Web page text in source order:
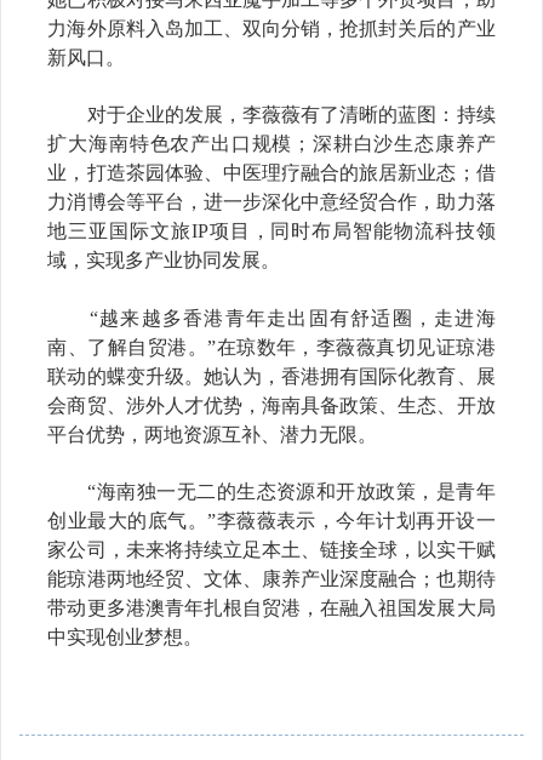
力海外原料入岛加工、双向分销，抢抓封关后的产业
新风口。
对于企业的发展，李薇薇有了清晰的蓝图：持续
扩大海南特色农产出口规模；深耕白沙生态康养产
业，打造茶园体验、中医理疗融合的旅居新业态；借
力消博会等平台，进一步深化中意经贸合作，助力落
地三亚国际文旅IP项目，同时布局智能物流科技领
域，实现多产业协同发展。
“越来越多香港青年走出固有舒适圈，走进海
南、了解自贸港。”在琼数年，李薇薇真切见证琼港
联动的蝶变升级。她认为，香港拥有国际化教育、展
会商贸、涉外人才优势，海南具备政策、生态、开放
平台优势，两地资源互补、潜力无限。
“海南独一无二的生态资源和开放政策，是青年
创业最大的底气。”李薇薇表示，今年计划再开设一
家公司，未来将持续立足本土、链接全球，以实干赋
能琼港两地经贸、文体、康养产业深度融合；也期待
带动更多港澳青年扎根自贸港，在融入祖国发展大局
中实现创业梦想。